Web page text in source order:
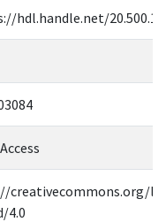
hdl.handle.net/
creativecommons.org/
4.0